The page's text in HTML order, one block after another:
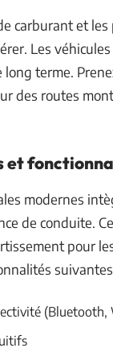
carburant et
Les
terme.
des routes
et
modernes
de conduite.
pour